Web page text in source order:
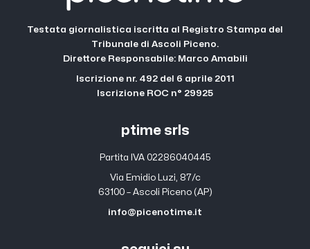
Testata giornalistica iscritta al Registro Stampa del
Tribunale di Ascoli Piceno.
Direttore Responsabile: Marco Amabili
Iscrizione nr. 492 del 6 aprile 2011
Iscrizione ROC n° 29925
ptime srls
Partita IVA 02286040445
Via Emidio Luzi, 87/c
63100 – Ascoli Piceno (AP)
info@picenotime.it